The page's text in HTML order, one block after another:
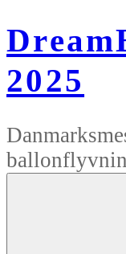
til
indhold
2025